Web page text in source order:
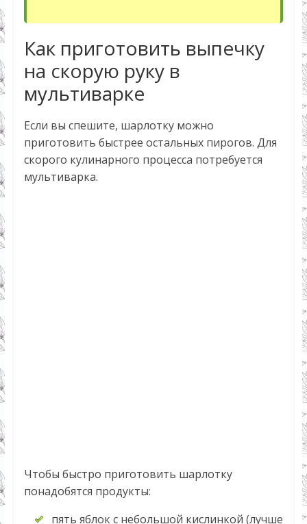
Как приготовить выпечку
на скорую руку в
мультиварке
Если вы спешите, шарлотку можно
приготовить быстрее остальных пирогов. Для
скорого кулинарного процесса потребуется
мультиварка.
Чтобы быстро приготовить шарлотку
понадобятся продукты:
пять яблок с небольшой кислинкой (лучше